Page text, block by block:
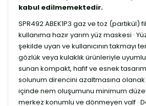
kabul edilmemektedir.
SPR492 ABEK1P3 gaz ve toz (partikül)
kullanıma hazır yarım yüz maskesi ·
şekilde uyan ve kullanıcının takmayı
gözlük veya kulaklık ürünleriyle
sunan kompakt, hafif ve esnek tasarım
solunum direncini azaltmasına
içinde nem oluşumunu minimum
merkez konumlu ve dönmeyen valf ·